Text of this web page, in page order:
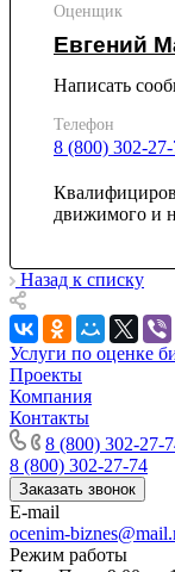
Оценщик
Евгений
Написать
Телефон
8 (800) 302-
движимого и
Назад к списку
Услуги по оценке
Проекты
Компания
Контакты
8 (800) 302-27-
8 (800) 302-27-74
Заказать звонок
E-mail
ocenim-
Режим работы
Каменск-Шахтинский
Камень-на-Оби
Камышин
Кандалакша
Карачев
Касли
Каспийск
Кашира
Кемерово
Керчь
Кизляр
Кимры
Кингисепп
Кинель
Кинешма
Киржач